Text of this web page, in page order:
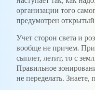
организации того
предумотрен открытый
Учет сторон света и
вообще не причем.
сыплет, летит, то с
Правильное
не переделать.